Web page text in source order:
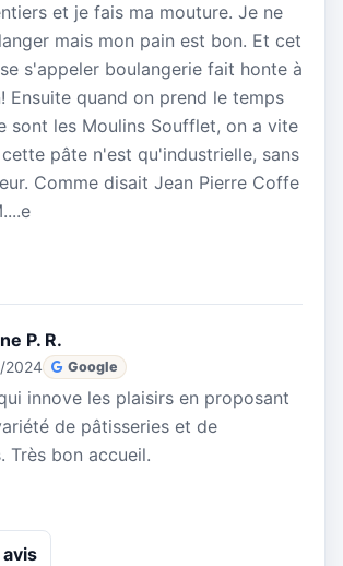
et je fais ma mouture. Je ne
mais mon pain est bon. Et cet
s'appeler boulangerie fait honte à
Ensuite quand on prend le temps
sont les Moulins Soufflet, on a vite
pâte n'est qu'industrielle, sans
Comme disait Jean Pierre Coffe
P. R.
2024 Google
innove les plaisirs en proposant
de pâtisseries et de
Très bon accueil.